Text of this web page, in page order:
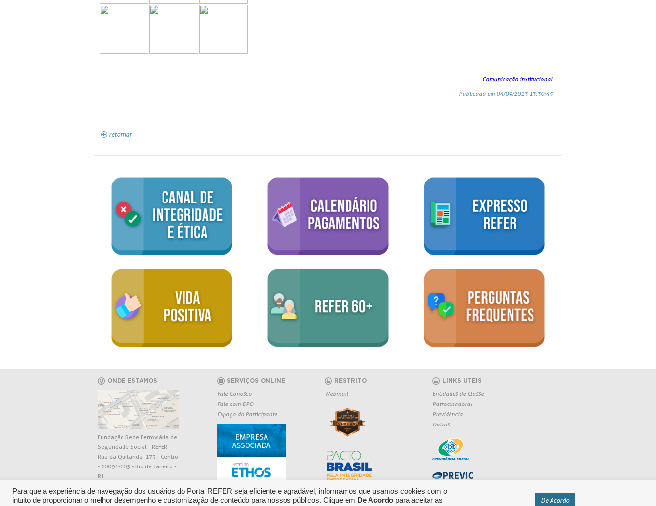
Comunicação institucional
Publicada em 04/09/2013 13:30:45
retornar
ONDE ESTAMOS
Fundação Rede Ferroviária de
Seguridade Social - REFER
Rua da Quitanda, 173 - Centro
- 20091-005 - Rio de Janeiro -
RJ.
SERVIÇOS ONLINE
Fale Conosco
Fale com DPO
Espaço do Participante
RESTRITO
Webmail
LINKS UTEIS
Entidades de Classe
Patrocinadoras
Previdência
Outros
Para que a experiência de navegação dos usuários do Portal REFER seja eficiente e agradável, informamos que usamos cookies com o
intuito de proporcionar o melhor desempenho e customização de conteúdo para nossos públicos. Clique em De Acordo para aceitar as
De Acordo